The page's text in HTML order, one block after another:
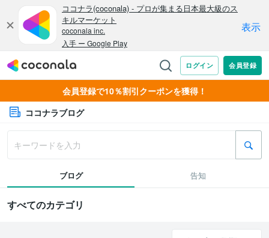
会員登録で10％割引クーポンを獲得！
ココナラブログ
ブログ 告知
すべてのカテゴリ